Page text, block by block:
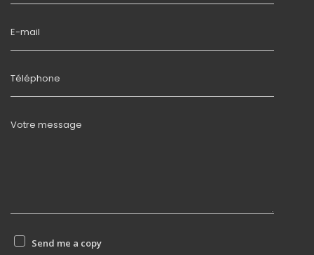
E-mail
Téléphone
Votre message
Send me a copy